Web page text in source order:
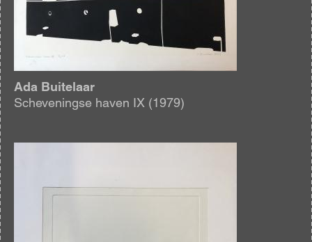
Ada Buitelaar
Scheveningse haven IX (1979)